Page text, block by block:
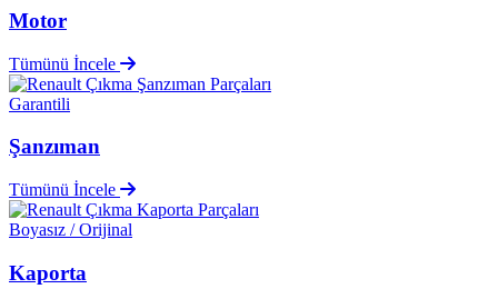
Motor
Tümünü İncele
Garantili
Şanzıman
Tümünü İncele
Boyasız / Orijinal
Kaporta